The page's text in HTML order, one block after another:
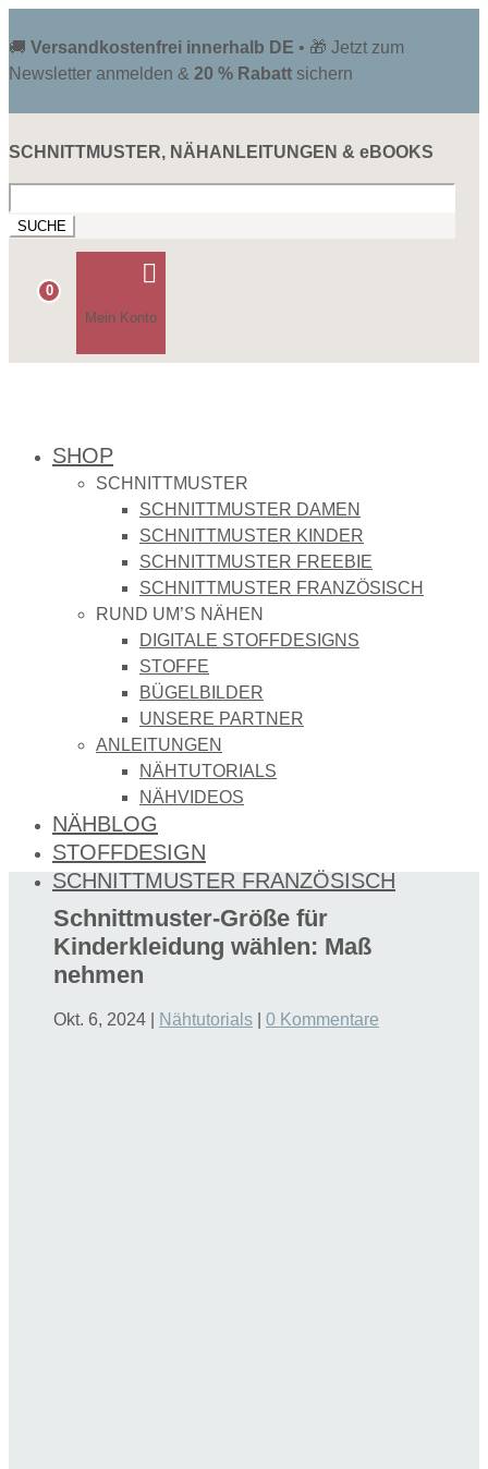
🚚 Versandkostenfrei innerhalb DE • 🎁 Jetzt zum
Newsletter anmelden & 20 % Rabatt sichern
SCHNITTMUSTER, NÄHANLEITUNGEN & eBOOKS
nach:
0

Mein Konto
SHOP
SCHNITTMUSTER
SCHNITTMUSTER DAMEN
SCHNITTMUSTER KINDER
SCHNITTMUSTER FREEBIE
SCHNITTMUSTER FRANZÖSISCH
RUND UM’S NÄHEN
DIGITALE STOFFDESIGNS​
STOFFE
BÜGELBILDER
UNSERE PARTNER
ANLEITUNGEN
NÄHTUTORIALS
NÄHVIDEOS
NÄHBLOG
STOFFDESIGN
SCHNITTMUSTER FRANZÖSISCH
Schnittmuster-Größe für
Kinderkleidung wählen: Maß
nehmen
Okt. 6, 2024 Nähtutorials |0 Kommentare